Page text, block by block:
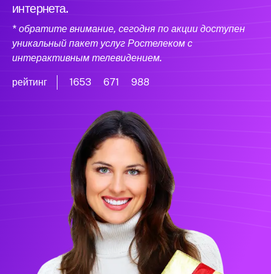
интернета.
* обратите внимание, сегодня по акции доступен
уникальный пакет услуг Ростелеком с
интерактивным телевидением.
рейтинг 1653 671 988